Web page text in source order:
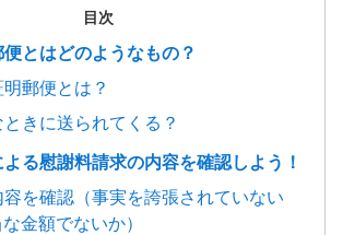
目次
とはどのようなもの？
明郵便とは？
ときに送られてくる？
る慰謝料請求の内容を確認しよう！
容を確認（事実を誇張されていない
金額でないか）